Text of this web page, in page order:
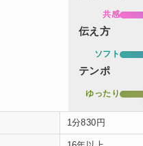
共感
伝え方
ソフト
テンポ
ゆったり
1分830円